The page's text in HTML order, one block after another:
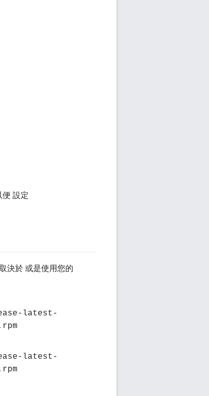
便 設定
決於 或是使用您的
latest-
latest-